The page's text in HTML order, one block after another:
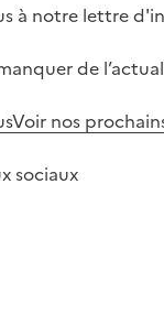
à notre lettre
de
Voir nos
sociaux